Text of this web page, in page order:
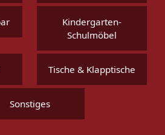
Kindergarten-
Schulmöbel
Tische & Klapptische
Sonstiges